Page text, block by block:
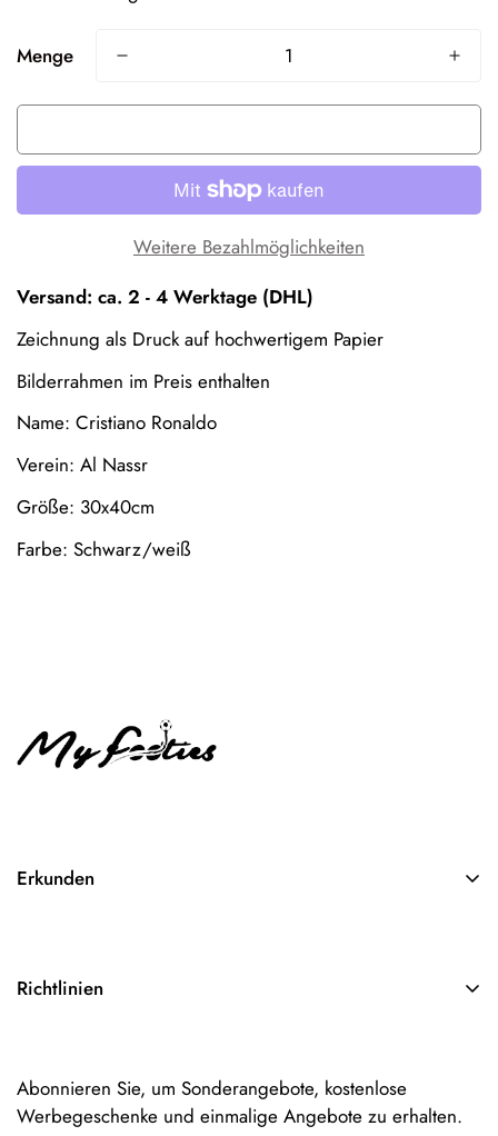
Menge
Weitere Bezahlmöglichkeiten
Versand: ca. 2 - 4 Werktage (DHL)
Zeichnung als Druck auf hochwertigem Papier
Bilderrahmen im Preis enthalten
Name: Cristiano Ronaldo
Verein: Al Nassr
Größe: 30x40cm
Farbe: Schwarz/weiß
Erkunden
Kontakt
Richtlinien
Datenschutzerklärung
Abonnieren Sie, um Sonderangebote, kostenlose
Werbegeschenke und einmalige Angebote zu erhalten.
Confirm your age
Are you 18 years old or older?
No, I'm not